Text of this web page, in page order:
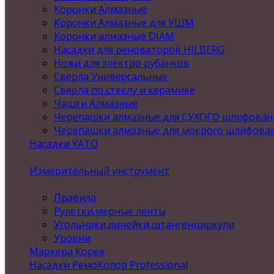
Коронки Алмазные
Коронки Алмазные для УШМ
Коронки алмазные DIAM
Насадки для реноваторов HILBERG
Ножи для электро рубанков
Сверла Универсальные
Сверла по стеклу и керамике
Чашки Алмазные
Черепашки алмазные для СУХОГО
Черепашки алмазные для мокрого
Насадки YATO
Измерительный инструмент
Правила
Рулетки,мерные ленты
Угольники,линейки,штангенциркули
Уровни
Маркера Корея
Насадки РемоКолор Professional